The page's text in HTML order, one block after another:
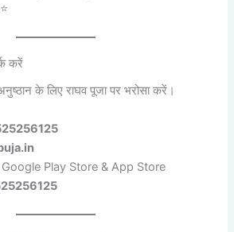
करें
के लिए राघव पूजा पर भरोसा करें।
Play Store & App Store